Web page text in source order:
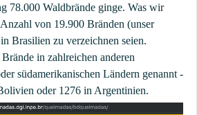
78.000 Waldbrände ginge. Was wir
von 19.900 Bränden (unser
Brasilien zu verzeichnen seien.
in zahlreichen anderen
südamerikanischen Ländern genannt -
oder 1276 in Argentinien.